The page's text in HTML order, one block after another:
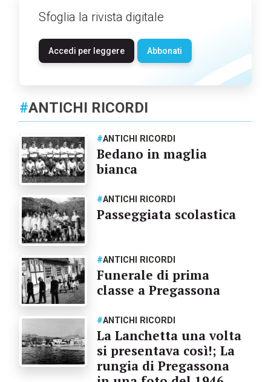
Sfoglia la rivista digitale
Accedi per leggere Abbonati
#ANTICHI RICORDI
#ANTICHI RICORDI
Bedano in maglia
bianca
#ANTICHI RICORDI
Passeggiata scolastica
#ANTICHI RICORDI
Funerale di prima
classe a Pregassona
#ANTICHI RICORDI
La Lanchetta una volta
si presentava così!; La
rungia di Pregassona